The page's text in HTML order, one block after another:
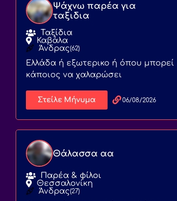
Ψάχνω παρέα για
ταξιδια
Ταξίδια
Καβάλα
Άνδρας(62)
Ελλάδα ή εξωτερικο ή όπου μπορεί
κάποιος να χαλαρώσει
Στείλε Μήνυμα 06/08/2026
Θάλασσα αα
Παρέα & φίλοι
Θεσσαλονίκη
Άνδρας(27)